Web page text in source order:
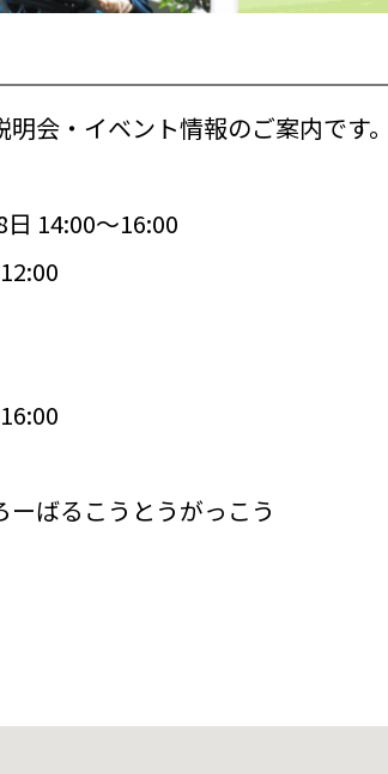
会・イベント情報のご案内です
14:00～16:00
ーばるこうとうがっこう